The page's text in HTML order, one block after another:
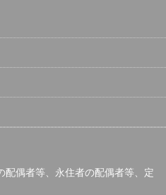
偶者等、永住者の配偶者等、定